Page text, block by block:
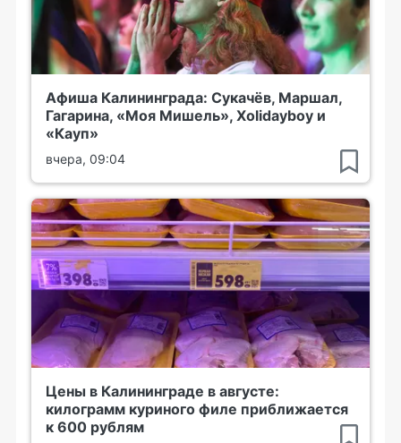
Афиша Калининграда: Сукачёв, Маршал,
Гагарина, «Моя Мишель», Xolidayboy и
«Кауп»
вчера, 09:04
Цены в Калининграде в августе:
килограмм куриного филе приближается
к 600 рублям